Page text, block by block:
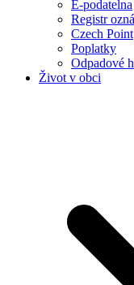
E-podatelna
Registr
Czech Point
Poplatky
Odpadové
Život v obci